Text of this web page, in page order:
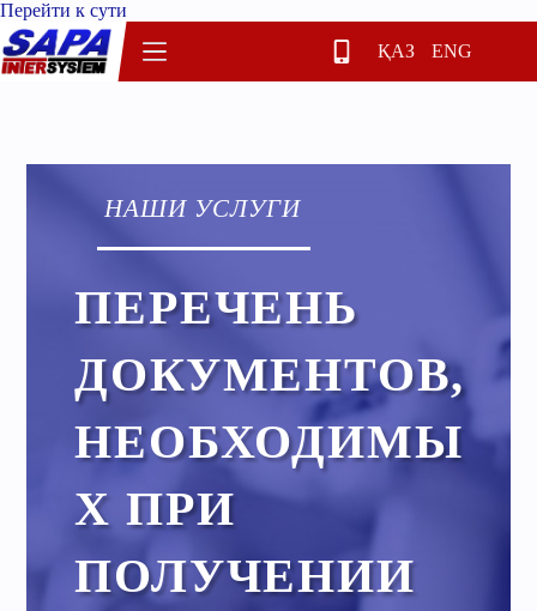
Перейти к сути
ҚАЗ
ENG
НАШИ УСЛУГИ
ПЕРЕЧЕНЬ
ДОКУМЕНТОВ,
НЕОБХОДИМЫ
Х ПРИ
ПОЛУЧЕНИИ